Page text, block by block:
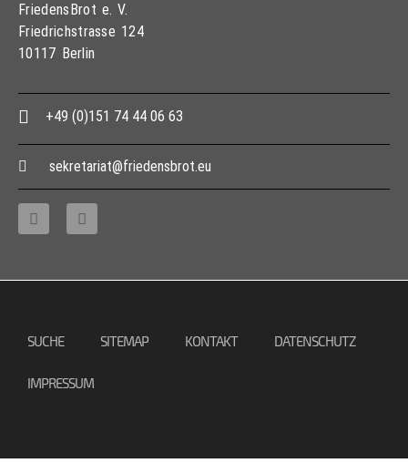
FriedensBrot e. V.
Friedrichstrasse 124
10117 Berlin
+49 (0)151 74 44 06 63
sekretariat@friedensbrot.eu
SUCHE SITEMAP KONTAKT DATENSCHUTZ
IMPRESSUM